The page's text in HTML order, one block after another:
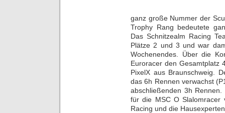
ganz große Nummer der
Trophy Rang bedeutete
Das Schnitzealm Racing
Plätze 2 und 3 und war
Wochenendes. Über die
Euroracer den Gesamtplatz
PixelX aus Braunschweig.
das 6h Rennen verwachst
abschließenden 3h
für die MSC O Slalomracer
Racing und die